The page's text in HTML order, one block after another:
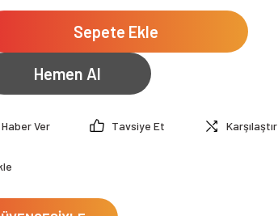
Sepete Ekle
Hemen Al
Ver Tavsiye Et Karşılaştır